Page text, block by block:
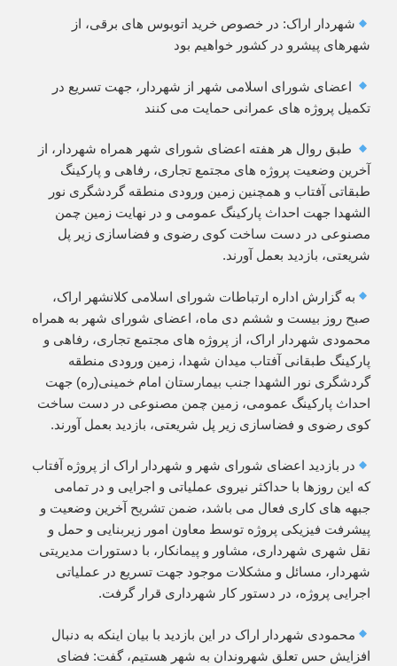
شهردار اراک: در خصوص خرید اتوبوس های برقی، از
شهرهای پیشرو در کشور خواهیم بود
اعضای شورای اسلامی شهر از شهردار، جهت تسریع در
تکمیل پروژه های عمرانی حمایت می کنند
طبق روال هر هفته اعضای شورای شهر همراه شهردار، از
آخرین وضعیت پروژه های مجتمع تجاری، رفاهی و پارکینگ
طبقاتی آفتاب و همچنین زمین ورودی منطقه گردشگری نور
الشهدا جهت احداث پارکینگ عمومی و در نهایت زمین چمن
مصنوعی در دست ساخت کوی رضوی و فضاسازی زیر پل
شریعتی، بازدید بعمل آورند.
به گزارش اداره ارتباطات شورای اسلامی کلانشهر اراک،
صبح روز بیست و ششم دی ماه، اعضای شورای شهر به همراه
محمودی شهردار اراک، از پروژه های مجتمع تجاری، رفاهی و
پارکینگ طبقانی آفتاب میدان شهدا، زمین ورودی منطقه
گردشگری نور الشهدا جنب بیمارستان امام خمینی(ره) جهت
احداث پارکینگ عمومی، زمین چمن مصنوعی در دست ساخت
کوی رضوی و فضاسازی زیر پل شریعتی، بازدید بعمل آورند.
در بازدید اعضای شورای شهر و شهردار اراک از پروژه آفتاب
که این روزها با حداکثر نیروی عملیاتی و اجرایی و در تمامی
جبهه های کاری فعال می باشد، ضمن تشریح آخرین وضعیت و
پیشرفت فیزیکی پروژه توسط معاون امور زیربنایی و حمل و
نقل شهری شهرداری، مشاور و پیمانکار، با دستورات مدیریتی
شهردار، مسائل و مشکلات موجود جهت تسریع در عملیاتی
اجرایی پروژه، در دستور کار شهرداری قرار گرفت.
محمودی شهردار اراک در این بازدید با بیان اینکه به دنبال
افزایش حس تعلق شهروندان به شهر هستیم، گفت: فضای